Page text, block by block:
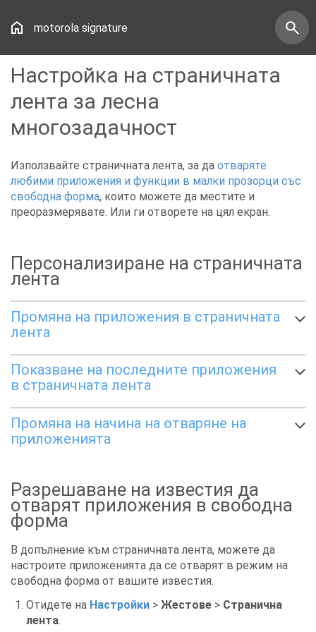
motorola signature
Настройка на страничната
лента за лесна
многозадачност
Използвайте страничната лента, за да отваряте
любими приложения и функции в малки прозорци със
свободна форма, които можете да местите и
преоразмерявате. Или ги отворете на цял екран.
Персонализиране на страничната
лента
Промяна на приложения в страничната
лента
Показване на последните приложения
в страничната лента
Промяна на начина на отваряне на
приложенията
Разрешаване на известия да
отварят приложения в свободна
форма
В допълнение към страничната лента, можете да
настроите приложенията да се отварят в режим на
свободна форма от вашите известия.
Отидете на Настройки > Жестове > Странична
лента.